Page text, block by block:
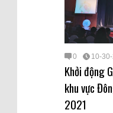
0 10-
Khởi động
khu vực
2021